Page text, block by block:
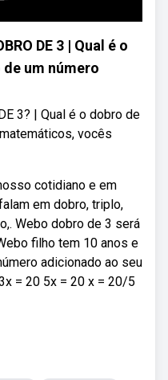
DE 3 | Qual é o
um número
3? | Qual é o dobro de
vocês
cotidiano e em
em dobro, triplo,
Webo dobro de 3 será
filho tem 10 anos e
adicionado ao seu
= 20 5x = 20 x = 20/5